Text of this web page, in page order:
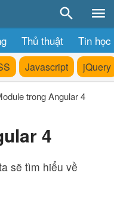
Thủ thuật Tin học
Javascript jQuery
trong Angular 4
4
sẽ tìm hiểu về